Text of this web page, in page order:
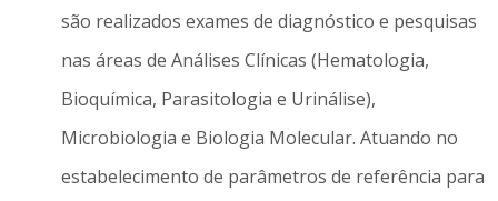
são realizados exames de diagnóstico e pesquisas
nas áreas de Análises Clínicas (Hematologia,
Bioquímica, Parasitologia e Urinálise),
Microbiologia e Biologia Molecular. Atuando no
estabelecimento de parâmetros de referência para